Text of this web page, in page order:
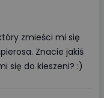
zmieści mi się
Znacie jakiś
się do kieszeni? :)